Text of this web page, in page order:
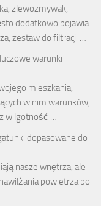
zlewozmywak,
dodatkowo pojawia
zestaw do filtracji …
warunki i
mieszkania,
w nim warunków,
wilgotność …
dopasowane do
nasze wnętrza, ale
powietrza po